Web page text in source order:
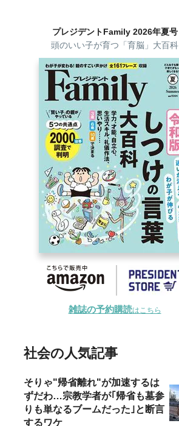
プレジデントFamily 2026年夏号
頭のいい子が育つ「育脳」大百科
雑誌の予約購読はこちら
社会の人気記事
そりゃ"帰省離れ"が加速するは
ずだわ…宗教学者が｢帰省も墓参
りも単なるブームだった｣と断言
するワケ